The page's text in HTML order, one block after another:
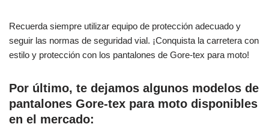
Recuerda siempre utilizar equipo de protección adecuado y
seguir las normas de seguridad vial. ¡Conquista la carretera con
estilo y protección con los pantalones de Gore-tex para moto!
Por último, te dejamos algunos modelos de
pantalones Gore-tex para moto disponibles
en el mercado: